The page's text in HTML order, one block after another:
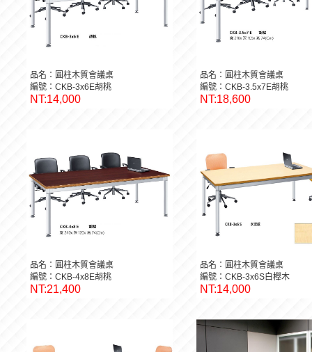
品名：圓柱木質會議桌
編號：CKB-3x6E胡桃
NT:14,000
品名：圓柱木質會議桌
編號：CKB-3.5x7E胡桃
NT:18,600
品名：圓柱木質會議桌
編號：CKB-4x8E胡桃
NT:21,400
品名：圓柱木質會議桌
編號：CKB-3x6S白櫸木
NT:14,000